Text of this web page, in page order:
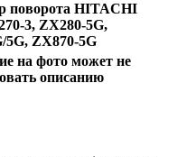
поворота HITACHI
3, ZX280-5G,
5G, ZX870-5G
на фото может не
описанию